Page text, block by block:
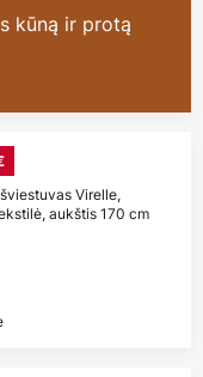
kūną ir protą
Virelle,
aukštis 170 cm